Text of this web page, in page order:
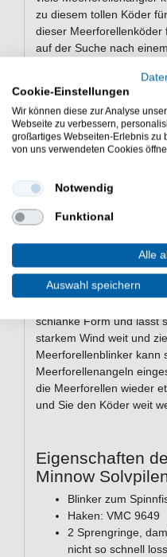
zu diesem tollen Köder
dieser Meerforellenköder
auf der Suche nach
mit dem Solvpilen
Köder ist ein echtes
Meerforellenangeln.
Der Westin Solvpilen ist
oder Lachs widerstehen
ist ein fängiger Köder für
Meerforellenangeln an
Schweden. Aber auch
Norwegen konnten wir
Meerforellenköder
schlanke Form und lässt
starkem Wind weit und
Meerforellenblinker kann
Meerforellenangeln
die Meerforellen wieder
und Sie den Köder weit
Eigenschaften
Minnow
Blinker zum
Haken: VMC 9649
2 Sprengringe,
nicht so schnell
Cookie-Einstellungen
Wir können diese zur Analyse
Webseite zu verbessern,
großartiges Webseiten-Erlebnis zu
von uns verwendeten Cookies
Notwendig
Funktional
Alle
Auswahl speichern